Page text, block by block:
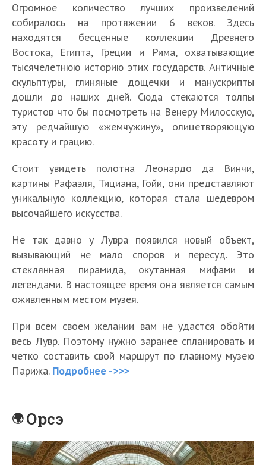
Огромное количество лучших произведений
собиралось на протяжении 6 веков. Здесь
находятся бесценные коллекции Древнего
Востока, Египта, Греции и Рима, охватывающие
тысячелетнюю историю этих государств. Античные
скульптуры, глиняные дощечки и манускрипты
дошли до наших дней. Сюда стекаются толпы
туристов что бы посмотреть на Венеру Милосскую,
эту редчайшую «жемчужину», олицетворяющую
красоту и грацию.
Стоит увидеть полотна Леонардо да Винчи,
картины Рафаэля, Тициана, Гойи, они представляют
уникальную коллекцию, которая стала шедевром
высочайшего искусства.
Не так давно у Лувра появился новый объект,
вызывающий не мало споров и пересуд. Это
стеклянная пирамида, окутанная мифами и
легендами. В настоящее время она является самым
оживленным местом музея.
При всем своем желании вам не удастся обойти
весь Лувр. Поэтому нужно заранее спланировать и
четко составить свой маршрут по главному музею
Парижа. Подробнее ->>>
Орсэ